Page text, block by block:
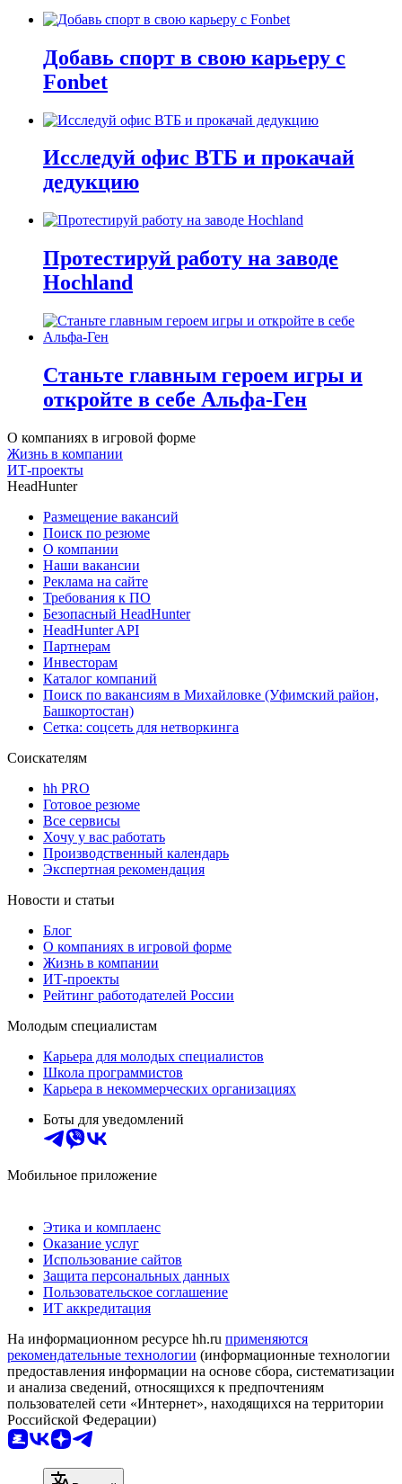
Добавь спорт в свою карьеру с
Fonbet
Исследуй офис ВТБ и прокачай
дедукцию
Протестируй работу на заводе
Hochland
Станьте главным героем игры и
откройте в себе Альфа-Ген
О компаниях в игровой форме
Жизнь в компании
ИТ-проекты
HeadHunter
Размещение вакансий
Поиск по резюме
О компании
Наши вакансии
Реклама на сайте
Требования к ПО
Безопасный HeadHunter
HeadHunter API
Партнерам
Инвесторам
Каталог компаний
Поиск по вакансиям в Михайловке (Уфимский район,
Башкортостан)
Сетка: соцсеть для нетворкинга
Соискателям
hh PRO
Готовое резюме
Все сервисы
Хочу у вас работать
Производственный календарь
Экспертная рекомендация
Новости и статьи
Блог
О компаниях в игровой форме
Жизнь в компании
ИТ-проекты
Рейтинг работодателей России
Молодым специалистам
Карьера для молодых специалистов
Школа программистов
Карьера в некоммерческих организациях
Боты для уведомлений
Мобильное приложение
Этика и комплаенс
Оказание услуг
Использование сайтов
Защита персональных данных
Пользовательское соглашение
ИТ аккредитация
На информационном ресурсе hh.ru применяются
рекомендательные технологии (информационные технологии
предоставления информации на основе сбора, систематизации
и анализа сведений, относящихся к предпочтениям
пользователей сети «Интернет», находящихся на территории
Российской Федерации)